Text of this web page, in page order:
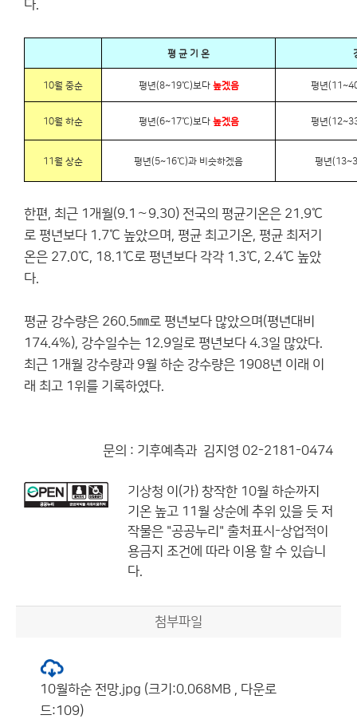
다.
평 균 기 온
10월 중순 평년(8~19℃)보다 높겠음 평년
10월 하순 평년(6~17℃)보다 높겠음 평년
11월 상순 평년(5~16℃)과 비슷하겠음 평년
한편, 최근 1개월(9.1～9.30) 전국의 평균기온은 21.9℃
로 평년보다 1.7℃ 높았으며, 평균 최고기온, 평균 최저기
온은 27.0℃, 18.1℃로 평년보다 각각 1.3℃, 2.4℃ 높았
다.
평균 강수량은 260.5㎜로 평년보다 많았으며(평년대비
174.4%), 강수일수는 12.9일로 평년보다 4.3일 많았다.
최근 1개월 강수량과 9월 하순 강수량은 1908년 이래 이
래 최고 1위를 기록하였다.
문의 : 기후예측과 김지영 02-2181-0474
기상청 이(가) 창작한 10월 하순까지
기온 높고 11월 상순에 추위 있을 듯 저
작물은 "공공누리" 출처표시-상업적이
용금지 조건에 따라 이용 할 수 있습니
다.
첨부파일
10월하순 전망.jpg (크기:0.068MB , 다운로
드:109)